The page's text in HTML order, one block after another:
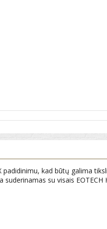
kad būtų galima
su visais EOTECH